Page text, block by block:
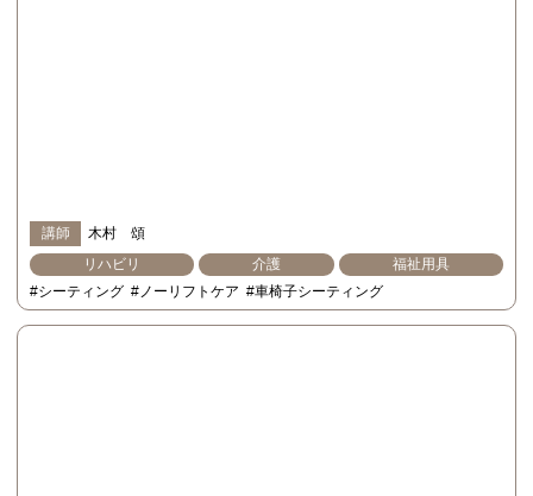
講師
木村 頌
リハビリ
介護
福祉用具
#シーティング #ノーリフトケア #車椅子シーティング